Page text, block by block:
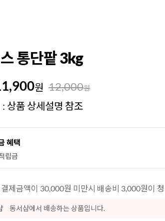
통단팥 3kg
원 12,000원
: 상품 상세설명 참조
혜택
립금
결제금액이 30,000원 미만시 배송비 3,000원이
동서샵에서 배송하는 상품입니다.